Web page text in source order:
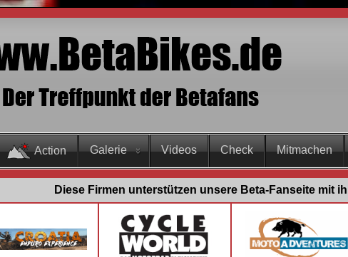
Action Galerie Videos Check Mitmachen
Diese Firmen unterstützen unsere Beta-Fanseite mit